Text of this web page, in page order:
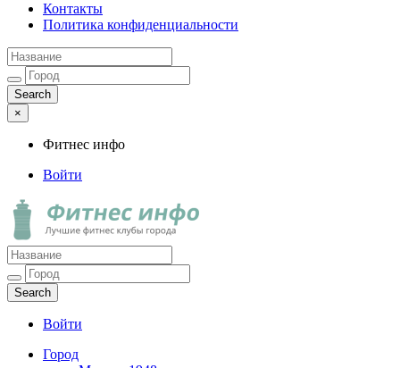
Контакты
Политика конфиденциальности
×
Фитнес инфо
Войти
Фитнес инфо
Лучшие фитнес клубы города
Войти
Город